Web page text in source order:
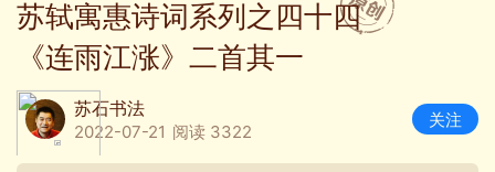
苏轼寓惠诗词系列之四十四
《连雨江涨》二首其一
苏石书法
2022-07-21 阅读 3322
关注